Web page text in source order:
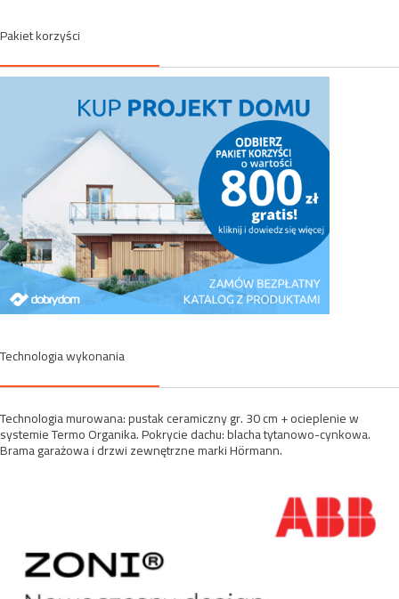
Pakiet korzyści
Technologia wykonania
Technologia murowana: pustak ceramiczny gr. 30 cm + ocieplenie w
systemie Termo Organika. Pokrycie dachu: blacha tytanowo-cynkowa.
Brama garażowa i drzwi zewnętrzne marki Hörmann.